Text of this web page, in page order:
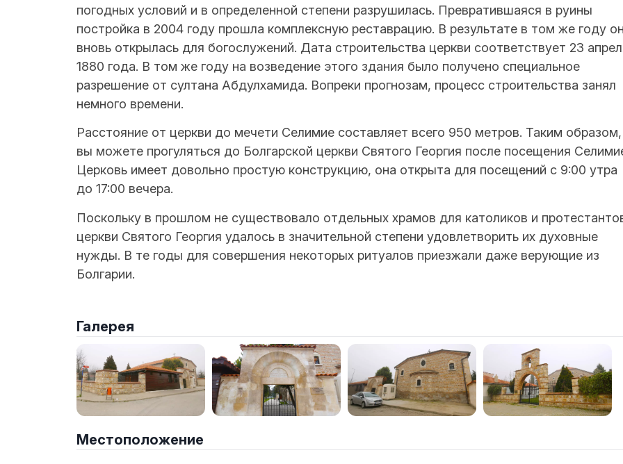
погодных условий и в определенной степени разрушилась. Превратившаяся в руины
постройка в 2004 году прошла комплексную реставрацию. В результате в том же году
вновь открылась для богослужений. Дата строительства церкви соответствует 23
1880 года. В том же году на возведение этого здания было получено специальное
разрешение от султана Абдулхамида. Вопреки прогнозам, процесс строительства занял
немного времени.
Расстояние от церкви до мечети Селимие составляет всего 950 метров. Таким образом,
вы можете прогуляться до Болгарской церкви Святого Георгия после посещения
Церковь имеет довольно простую конструкцию, она открыта для посещений с 9:00 утра
до 17:00 вечера.
Поскольку в прошлом не существовало отдельных храмов для католиков и
церкви Святого Георгия удалось в значительной степени удовлетворить их духовные
нужды. В те годы для совершения некоторых ритуалов приезжали даже верующие из
Болгарии.
Галерея
Местоположение